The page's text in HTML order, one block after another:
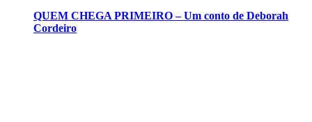
QUEM CHEGA PRIMEIRO – Um conto de Deborah
Cordeiro